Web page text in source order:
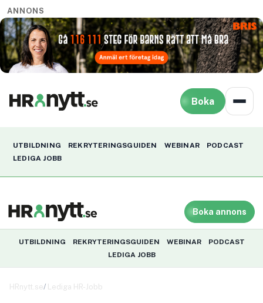
ANNONS
Boka
UTBILDNING REKRYTERINGSGUIDEN WEBINAR
PODCAST
LEDIGA JOBB
Boka annons
UTBILDNING REKRYTERINGSGUIDEN WEBINAR
PODCAST
LEDIGA JOBB
HRnytt.se Lediga HR-Jobb